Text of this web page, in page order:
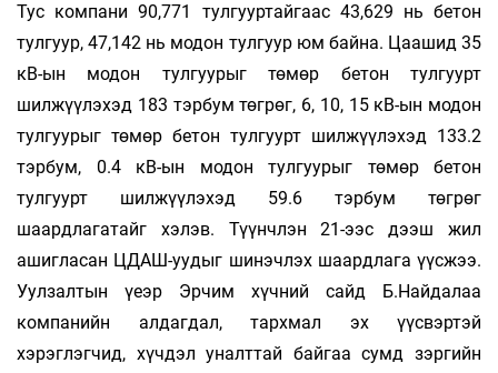
Тус компани 90,771 тулгууртайгаас 43,629 нь бетон
тулгуур, 47,142 нь модон тулгуур юм байна. Цаашид 35
кВ-ын модон тулгуурыг төмөр бетон тулгуурт
шилжүүлэхэд 183 тэрбум төгрөг, 6, 10, 15 кВ-ын модон
тулгуурыг төмөр бетон тулгуурт шилжүүлэхэд 133.2
тэрбум, 0.4 кВ-ын модон тулгуурыг төмөр бетон
тулгуурт шилжүүлэхэд 59.6 тэрбум төгрөг
шаардлагатайг хэлэв. Түүнчлэн 21-ээс дээш жил
ашигласан ЦДАШ-уудыг шинэчлэх шаардлага үүсжээ.
Уулзалтын үеэр Эрчим хүчний сайд Б.Найдалаа
компанийн алдагдал, тархмал эх үүсвэртэй
хэрэглэгчид, хүчдэл уналттай байгаа сумд зэргийн